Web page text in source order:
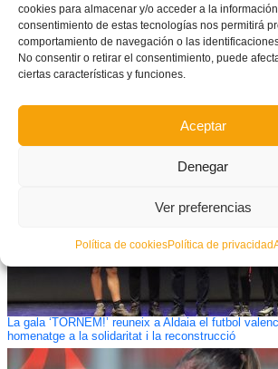
cookies para almacenar y/o acceder a la
consentimiento de estas tecnologías nos permitirá
comportamiento de navegación o las
No consentir o retirar el consentimiento, puede
ciertas características y funciones.
Aceptar
Denegar
Ver preferencias
Política de cookiesPolítica de privacidad
What you can read next
La gala ‘TORNEM!’ reuneix a Aldaia el futbol
homenatge a la solidaritat i la reconstrucció